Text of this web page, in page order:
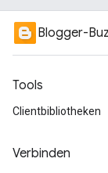
Blogger-
Tools
Clientbibliotheken
Verbinden